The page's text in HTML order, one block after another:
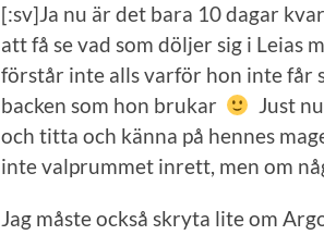
[:sv]Ja nu är det bara 10 dagar
att få se vad som döljer sig i Leias
förstår inte alls varför hon inte får
backen som hon brukar
Just
och titta och känna på hennes
inte valprummet inrett, men om
Jag måste också skryta lite om